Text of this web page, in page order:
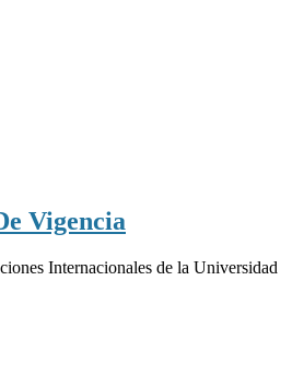
Vigencia
Internacionales de la Universidad